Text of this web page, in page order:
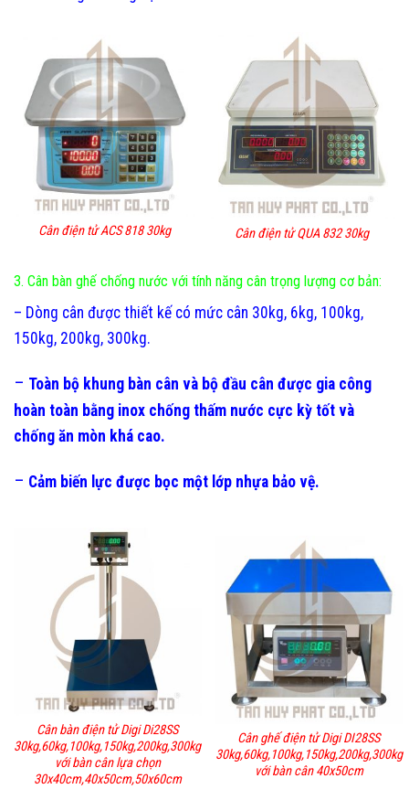
Cân điện tử ACS 818 30kg Cân điện tử QUA 832 30kg
3. Cân bàn ghế chống nước với tính năng cân trọng lượng cơ bản:
– Dòng cân được thiết kế có mức cân 30kg, 6kg, 100kg,
150kg, 200kg, 300kg.
– Toàn bộ khung bàn cân và bộ đầu cân được gia công
hoàn toàn bằng inox chống thấm nước cực kỳ tốt và
chống ăn mòn khá cao.
– Cảm biến lực được bọc một lớp nhựa bảo vệ.
Cân bàn điện tử Digi Di28SS
30kg,60kg,100kg,150kg,200kg,300kg
với bàn cân lựa chọn
30x40cm,40x50cm,50x60cm
Cân ghế điện tử Digi DI28SS
30kg,60kg,100kg,150kg,200kg,300kg
với bàn cân 40x50cm